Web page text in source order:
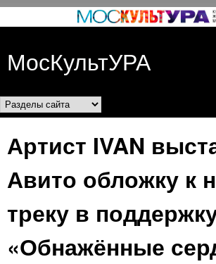
Перейти к основному
МосКультУРА
Разделы сайта
Артист IVAN
Авито обложку к
треку в
«Обнажённые